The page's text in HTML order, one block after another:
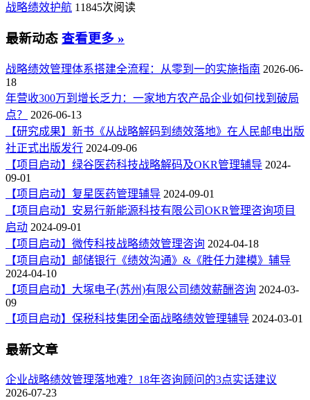
战略绩效护航 11845次阅读
最新动态 查看更多 »
战略绩效管理体系搭建全流程：从零到一的实施指南 2026-06-
18
年营收300万到增长乏力：一家地方农产品企业如何找到破局
点？
2026-06-13
【研究成果】新书《从战略解码到绩效落地》在人民邮电出版
社正式出版发行 2024-09-06
【项目启动】绿谷医药科技战略解码及OKR管理辅导 2024-
09-01
【项目启动】复星医药管理辅导 2024-09-01
【项目启动】安易行新能源科技有限公司OKR管理咨询项目
启动 2024-09-01
【项目启动】微传科技战略绩效管理咨询 2024-04-18
【项目启动】邮储银行《绩效沟通》&《胜任力建模》辅导
2024-04-10
【项目启动】大塚电子(苏州)有限公司绩效薪酬咨询 2024-03-
09
【项目启动】保税科技集团全面战略绩效管理辅导 2024-03-01
最新文章
企业战略绩效管理落地难？18年咨询顾问的3点实话建议
2026-07-23